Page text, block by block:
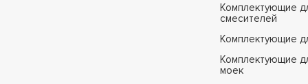
Комплектующие
смесителей
Комплектующие
Комплектующие
моек